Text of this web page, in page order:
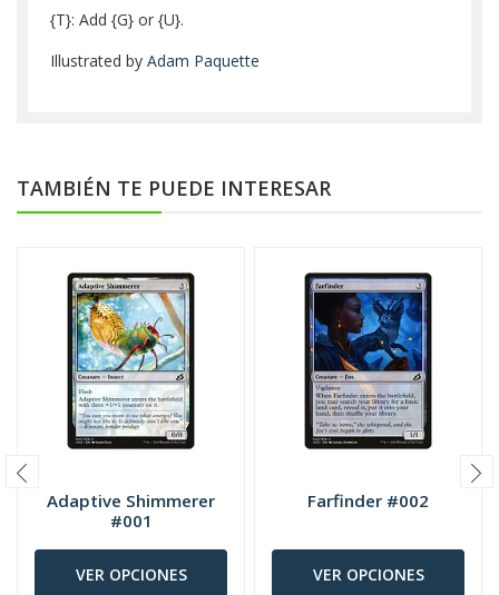
{T}: Add {G} or {U}.
Illustrated by Adam Paquette
TAMBIÉN TE PUEDE INTERESAR
Adaptive Shimmerer
#001
VER OPCIONES
Farfinder #002
VER OPCIONES